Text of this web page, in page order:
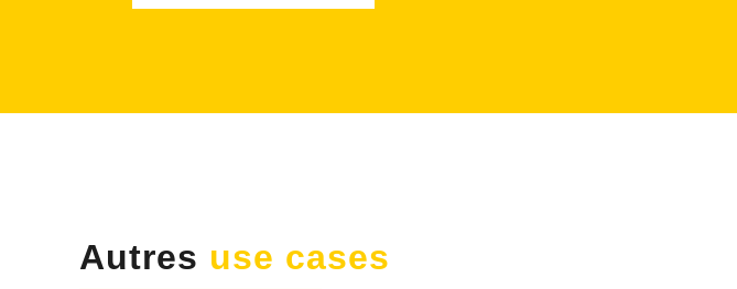
Autres use cases